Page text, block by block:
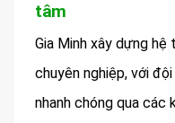
tâm
Gia Minh xây dựng
chuyên nghiệp, với
nhanh chóng qua các